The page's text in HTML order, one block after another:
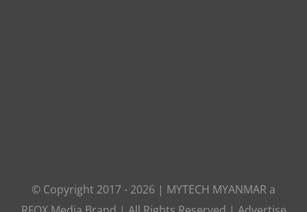
© Copyright 2017 - 2026 | MYTECH MYANMAR a